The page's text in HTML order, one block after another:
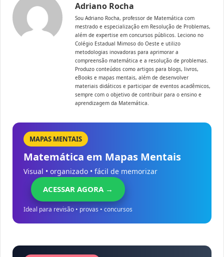
Adriano Rocha
Sou Adriano Rocha, professor de Matemática com
mestrado e especialização em Resolução de Problemas,
além de expertise em concursos públicos. Leciono no
Colégio Estadual Mimoso do Oeste e utilizo
metodologias inovadoras para aprimorar a
compreensão matemática e a resolução de problemas.
Produzo conteúdos como artigos para blogs, livros,
eBooks e mapas mentais, além de desenvolver
materiais didáticos e participar de eventos acadêmicos,
sempre com o objetivo de contribuir para o ensino e
aprendizagem da Matemática.
MAPAS MENTAIS
Matemática em Mapas Mentais
Visual • organizado • fácil de memorizar
ACESSAR AGORA →
Ideal para revisão • provas • concursos